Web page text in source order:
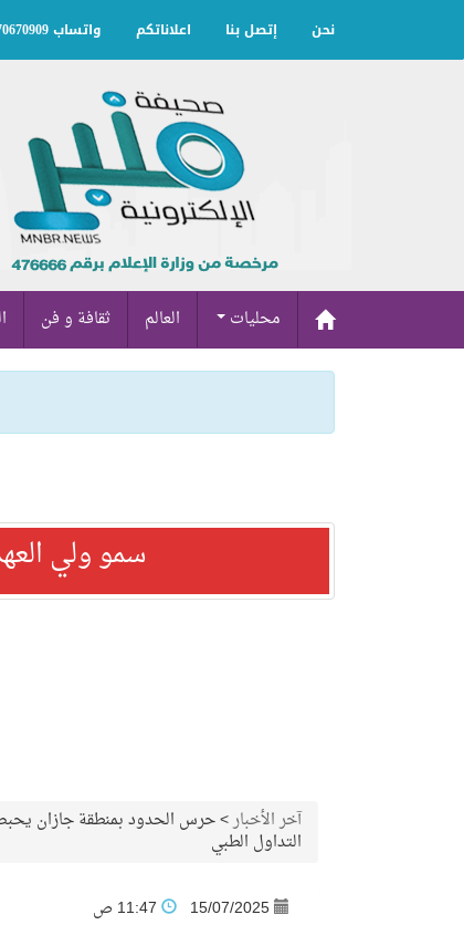
نحن إتصل بنا اعلاناتكم واتساب 0570670909
محليات العالم ثقافة و فن
سمو ولي
آخر الأخبار>
التداول الطبي
15/07/2025